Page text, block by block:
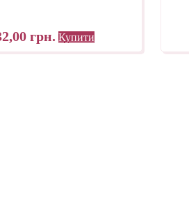
грн. Купити